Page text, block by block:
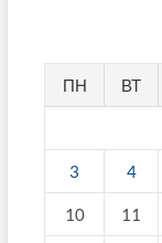
ПН ВТ
3 4
10 11